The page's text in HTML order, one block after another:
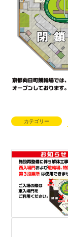
カテゴリー